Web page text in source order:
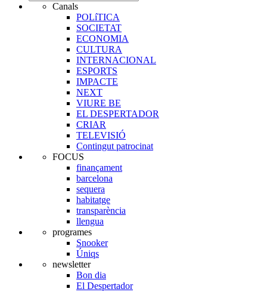
Canals
POLíTICA
SOCIETAT
ECONOMIA
CULTURA
INTERNACIONAL
ESPORTS
IMPACTE
NEXT
VIURE BE
EL DESPERTADOR
CRIAR
TELEVISIÓ
Contingut patrocinat
FOCUS
finançament
barcelona
sequera
habitatge
transparència
llengua
programes
Snooker
Úniqs
newsletter
Bon dia
El Despertador